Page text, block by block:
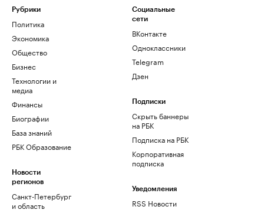
Рубрики
Политика
Экономика
Общество
Бизнес
Технологии и
медиа
Финансы
Биографии
База знаний
РБК Образование
Новости
регионов
Санкт-Петербург
и область
Социальные
сети
ВКонтакте
Одноклассники
Telegram
Дзен
Подписки
Скрыть баннеры
на РБК
Подписка на РБК
Корпоративная
подписка
Уведомления
RSS Новости